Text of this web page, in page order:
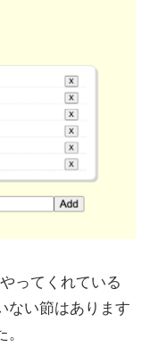
ってくれている
ない節はあります